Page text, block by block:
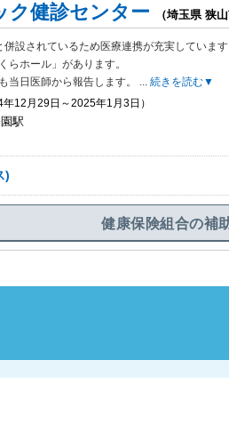
ク健診センター （埼玉県 狭山
設されているため医療連携が充実しています
らホール」があります。
日医師から報告します。
... 続きを読む▼
12月29日～2025年1月3日）
駅
)
健康保険組合の補